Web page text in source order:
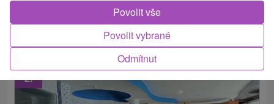
polopenzí, procedurami a vstupem do bazénů a
wellness.
2.
Odmítnut
Povolit vybrané
Povolit vše